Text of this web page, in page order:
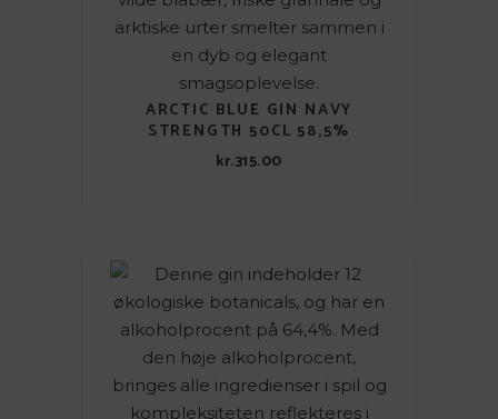
ARCTIC BLUE GIN NAVY
STRENGTH 50CL 58,5%
kr.315.00